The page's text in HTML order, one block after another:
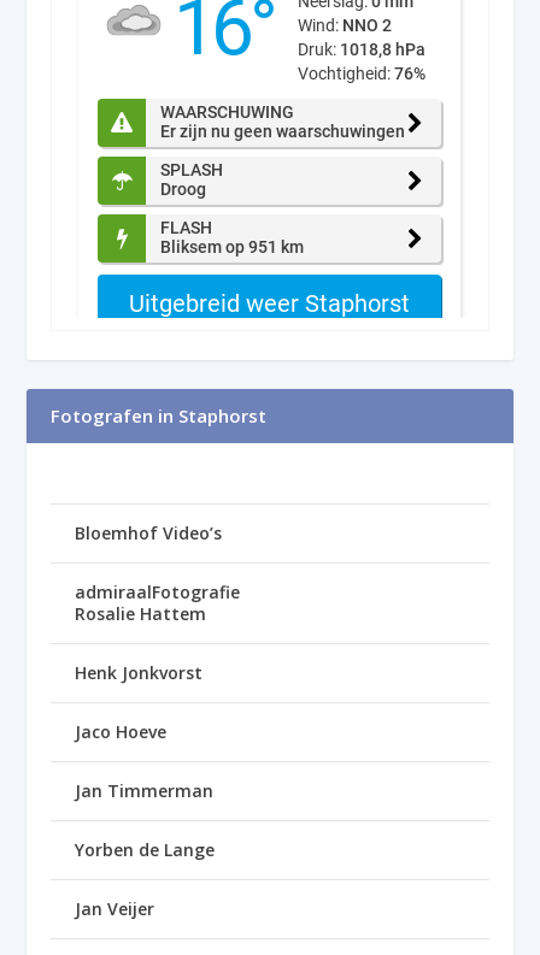
Fotografen in Staphorst
Bloemhof Video’s
admiraalFotografie
Rosalie Hattem
Henk Jonkvorst
Jaco Hoeve
Jan Timmerman
Yorben de Lange
Jan Veijer